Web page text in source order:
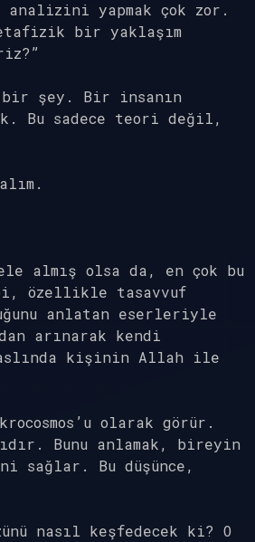
yapmak çok zor.
bir yaklaşım
bir şey. Bir insanın
Bu sadece teori değil,
almış olsa da, en çok bu
özellikle tasavvuf
anlatan eserleriyle
arınarak kendi
aslında kişinin Allah ile
olarak görür.
Bunu anlamak, bireyin
sağlar. Bu düşünce,
nasıl keşfedecek ki? O